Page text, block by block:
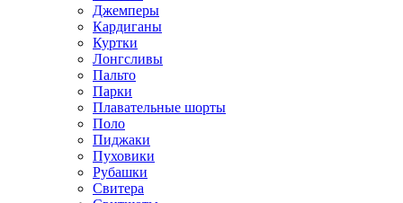
Джемперы
Кардиганы
Куртки
Лонгсливы
Пальто
Парки
Плавательные шорты
Поло
Пиджаки
Пуховики
Рубашки
Свитера